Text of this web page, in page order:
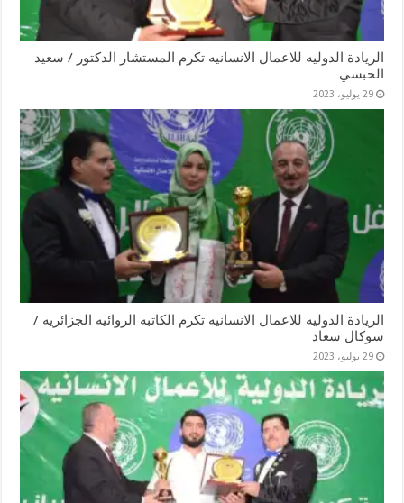
الريادة الدوليه للاعمال الانسانيه تكرم المستشار الدكتور / سعيد
الحبسي
29 يوليو، 2023
الريادة الدوليه للاعمال الانسانيه تكرم الكاتبه الروائيه الجزائريه /
سوكال سعاد
29 يوليو، 2023